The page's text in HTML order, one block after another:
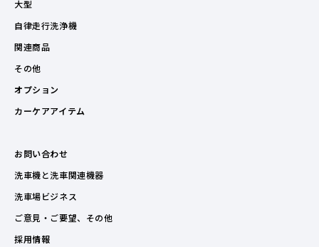
大型
自律走行洗浄機
関連商品
その他
オプション
カーケアアイテム
お問い合わせ
洗車機と洗車関連機器
洗車場ビジネス
ご意見・ご要望、その他
採用情報